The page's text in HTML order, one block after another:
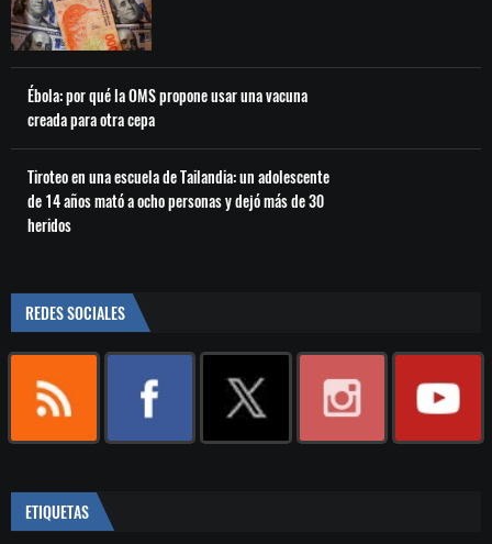
Ébola: por qué la OMS propone usar una vacuna
creada para otra cepa
Tiroteo en una escuela de Tailandia: un adolescente
de 14 años mató a ocho personas y dejó más de 30
heridos
REDES SOCIALES
ETIQUETAS